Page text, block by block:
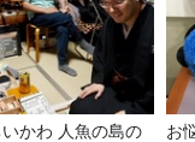
いかわ 人魚の島の
お